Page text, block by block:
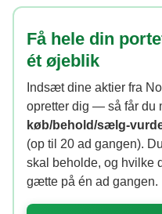
Få hele din
ét øjeblik
Indsæt dine aktier fra
opretter dig — så får du
køb/behold/sælg-
(op til 20 ad gangen).
skal beholde, og hvilke
gætte på én ad gangen.